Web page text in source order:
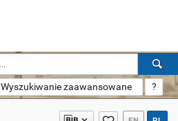
Wyszukiwanie zaawansowane ?